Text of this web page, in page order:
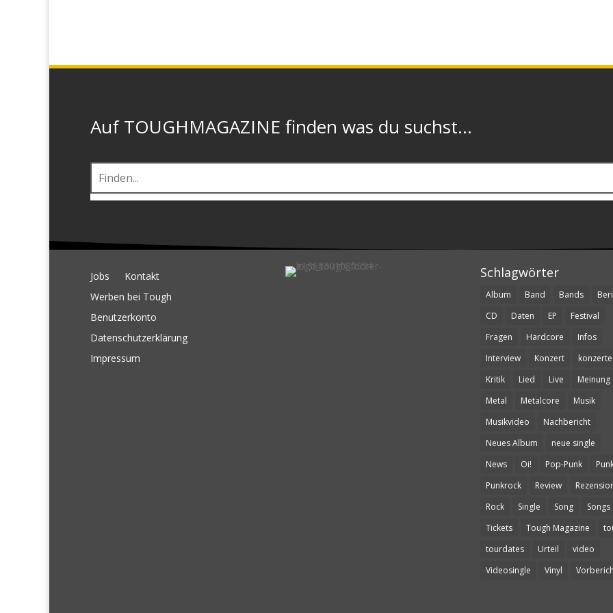
Auf TOUGHMAGAZINE finden was du suchst...
Jobs
Kontakt
Werben bei Tough
Benutzerkonto
Datenschutzerklärung
Impressum
Schlagwörter
Album Band Bands
CD
Daten EP
Festival
Fragen
Hardcore
Infos
Interview
Konzert
konzerte
Kritik
Lied Live
Meinung
Metal
Metalcore
Musik
Musikvideo
Nachbericht
Neues Album
neue single
News
Oi! Pop-Punk
Punkrock
Review
Rock
Single Song
Songs
Tickets
Tough Magazine
tourdates
Urteil
video
Videosingle
Vinyl